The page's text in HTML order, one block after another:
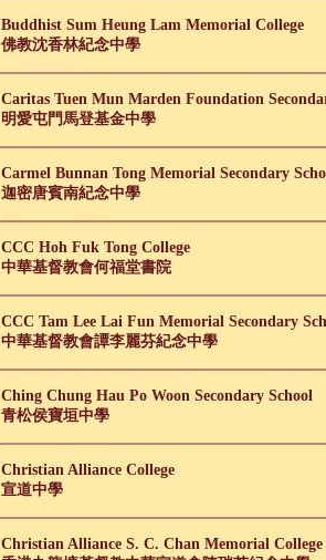
Buddhist Sum Heung Lam Memorial College
佛教沈香林紀念中學
Caritas Tuen Mun Marden Foundation
明愛屯門馬登基金中學
Carmel Bunnan Tong Memorial Secondary
迦密唐賓南紀念中學
CCC Hoh Fuk Tong College
中華基督教會何福堂書院
CCC Tam Lee Lai Fun Memorial Secondary
中華基督教會譚李麗芬紀念中學
Ching Chung Hau Po Woon Secondary School
青松侯寶垣中學
Christian Alliance College
宣道中學
Christian Alliance S. C. Chan Memorial College